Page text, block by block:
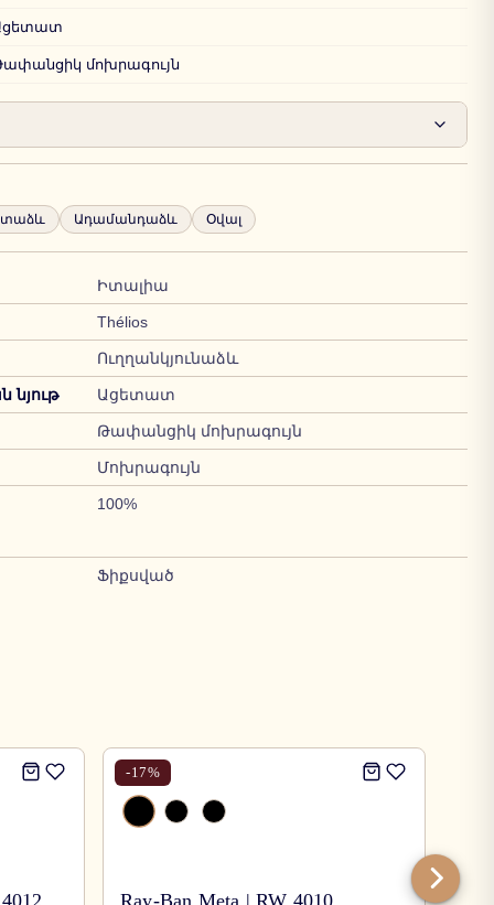
մոխրագույն
Ադամանդաձև Օվալ
Իտալիա
Thélios
Ուղղանկյունաձև
Ացետատ
Թափանցիկ մոխրագույն
Մոխրագույն
100%
Ֆիքսված
-17%
Ray-Ban Meta | RW 4010